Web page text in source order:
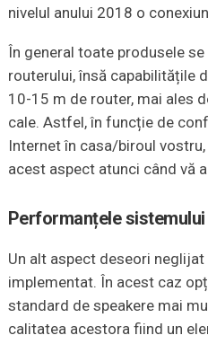
nivelul anului 2018 o
În general toate produsele
routerului, însă capabilitățile
10-15 m de router, mai ales
cale. Astfel, în funcție de
Internet în casa/biroul
acest aspect atunci când vă
Performanțele
Un alt aspect deseori
implementat. În acest caz
standard de speakere mai
calitatea acestora fiind un